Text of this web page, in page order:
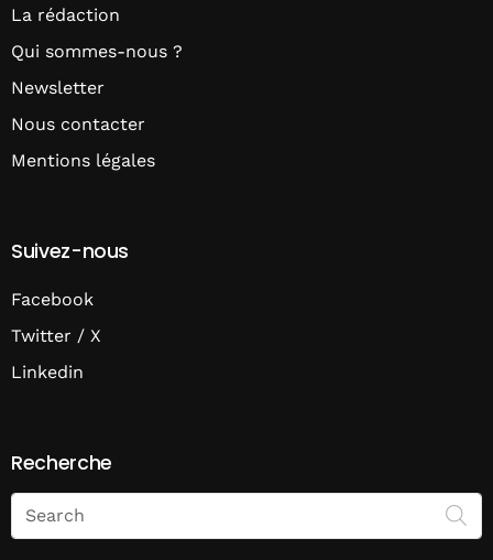
La rédaction
Qui sommes-nous ?
Newsletter
Nous contacter
Mentions légales
Suivez-nous
Facebook
Twitter / X
Linkedin
Recherche
Search
on
Economie